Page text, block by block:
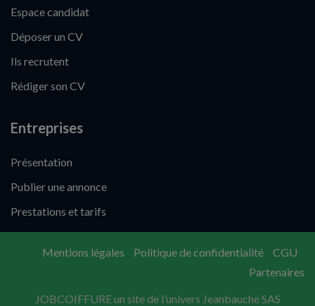
Espace candidat
Déposer un CV
Ils recrutent
Rédiger son CV
Entreprises
Présentation
Publier une annonce
Prestations et tarifs
JOBCOIFFURE un site de l’univers Jeanbauche SAS
Mentions légales Politique de confidentialité
CGU
Partenaires